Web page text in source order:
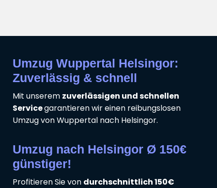
Umzug Wuppertal Helsingor:
Zuverlässig & schnell
Mit unserem zuverlässigen und schnellen
Servicegarantieren wir einen reibungslosen
Umzug von Wuppertal nach Helsingor.
Umzug nach Helsingor Ø 150€
günstiger!
Profitieren Sie von durchschnittlich 150€